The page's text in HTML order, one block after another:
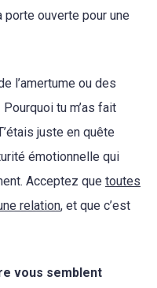
ouverte pour une
l’amertume ou des
tu m’as fait
juste en quête
émotionnelle qui
Acceptez que toutes
relation, et que c’est
vous semblent